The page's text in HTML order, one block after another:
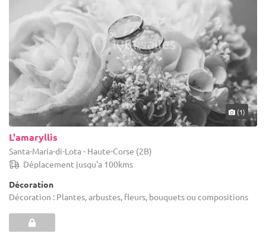
(1)
L'amaryllis
Santa-Maria-di-Lota - Haute-Corse (2B)
Déplacement jusqu'a 100kms
Décoration
Décoration : Plantes, arbustes, fleurs, bouquets ou compositions